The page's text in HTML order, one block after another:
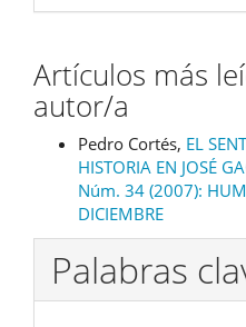
Artículos más
autor/a
Pedro Cortés, EL
HISTORIA EN JOSÉ
Núm. 34 (2007):
DICIEMBRE
Palabras